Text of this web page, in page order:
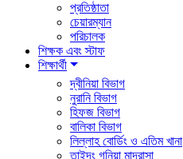
প্রতিষ্ঠাতা
চেয়ারম্যান
পরিচালক
শিক্ষক এবং স্টাফ
শিক্ষার্থী
দ্বীনিয়া বিভাগ
নুরানি বিভাগ
হিফজ বিভাগ
বালিকা বিভাগ
লিল্লাহ বোর্ডিং ও এতিম খানা
তাইন্দং গনিয়া মাদ্রাসা